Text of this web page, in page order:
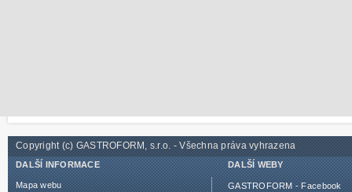
Copyright (c) GASTROFORM, s.r.o. - Všechna práva vyhrazena
DALŠÍ WEBY
GASTROFORM - Facebook
DALŠÍ INFORMACE
Mapa webu